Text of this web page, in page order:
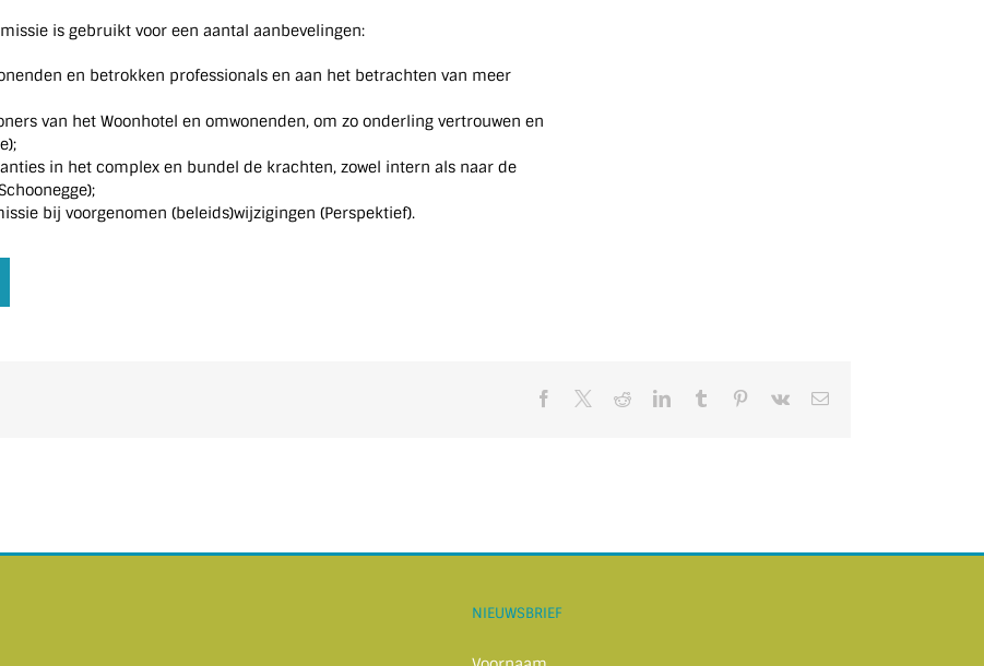
is gebruikt voor een aantal aanbevelingen:
en betrokken professionals en aan het betrachten van meer
van het Woonhotel en omwonenden, om zo onderling vertrouwen en
in het complex en bundel de krachten, zowel intern als naar de
bij voorgenomen (beleids)wijzigingen (Perspektief).
Facebook RedditLinkedInTumblr Pinterest
Vk
E-
NIEUWSBRIEF